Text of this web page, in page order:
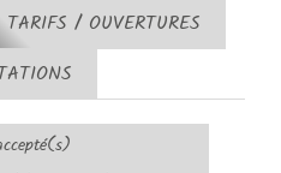
TARIFS / OUVERTURES